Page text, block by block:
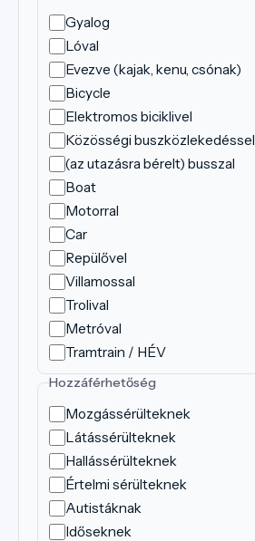
Gyalog
Lóval
Evezve (kajak, kenu, csónak)
Bicycle
Elektromos biciklivel
Közösségi buszközlekedéssel
(az utazásra bérelt) busszal
Boat
Motorral
Car
Repülővel
Villamossal
Trolival
Metróval
Tramtrain / HÉV
Hozzáférhetőség
Mozgássérülteknek
Látássérülteknek
Hallássérülteknek
Értelmi sérülteknek
Autistáknak
Időseknek